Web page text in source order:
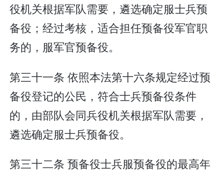
役机关根据军队需要，遴选确定服士兵预
备役；经过考核，适合担任预备役军官职
务的，服军官预备役。
第三十一条 依照本法第十六条规定经过预
备役登记的公民，符合士兵预备役条件
的，由部队会同兵役机关根据军队需要，
遴选确定服士兵预备役。
第三十二条 预备役士兵服预备役的最高年